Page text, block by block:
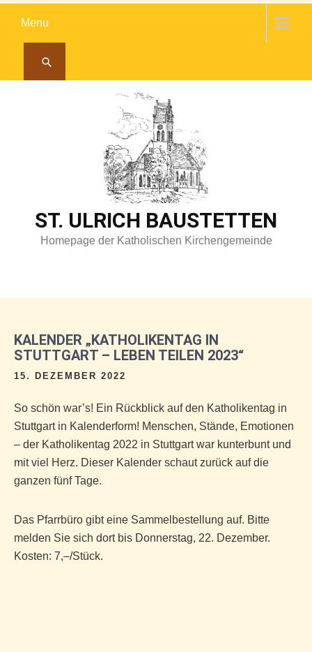
Menu
ST. ULRICH BAUSTETTEN
Homepage der Katholischen Kirchengemeinde
KALENDER „KATHOLIKENTAG IN
STUTTGART – LEBEN TEILEN 2023“
15. DEZEMBER 2022
So schön war’s! Ein Rückblick auf den Katholikentag in
Stuttgart in Kalenderform! Menschen, Stände, Emotionen
– der Katholikentag 2022 in Stuttgart war kunterbunt und
mit viel Herz. Dieser Kalender schaut zurück auf die
ganzen fünf Tage.
Das Pfarrbüro gibt eine Sammelbestellung auf. Bitte
melden Sie sich dort bis Donnerstag, 22. Dezember.
Kosten: 7,–/Stück.